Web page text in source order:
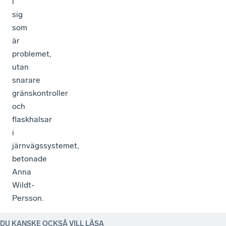
sig
som
är
problemet,
utan
snarare
gränskontroller
och
flaskhalsar
i
järnvägssystemet,
betonade
Anna
Wildt-
Persson.
DU KANSKE OCKSÅ VILL LÄSA